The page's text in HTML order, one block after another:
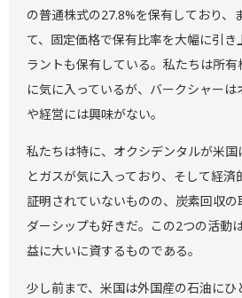
の普通株式の27.8%を保有しており、
て、固定価格で保有比率を大幅に引き
ラントも保有している。私たちは所
に気に入っているが、バークシャー
や経営には興味がない。
私たちは特に、オクシデンタルが米
とガスが気に入っており、そして経
証明されていないものの、炭素回収
ダーシップも好きだ。この2つの活動
益に大いに資するものである。
少し前まで、米国は外国産の石油に